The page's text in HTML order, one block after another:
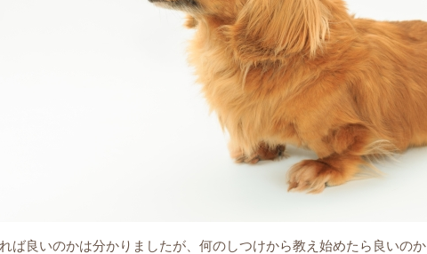
ば良いのかは分かりましたが、何のしつけから教え始めたら良いのか